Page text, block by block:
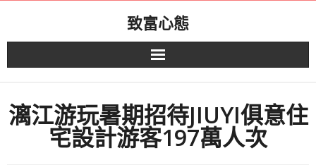
致富心態
漓江游玩暑期招待JIUYI俱意住
宅設計游客197萬人次